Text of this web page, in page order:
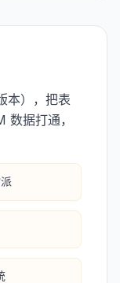
本），把表
据打通，